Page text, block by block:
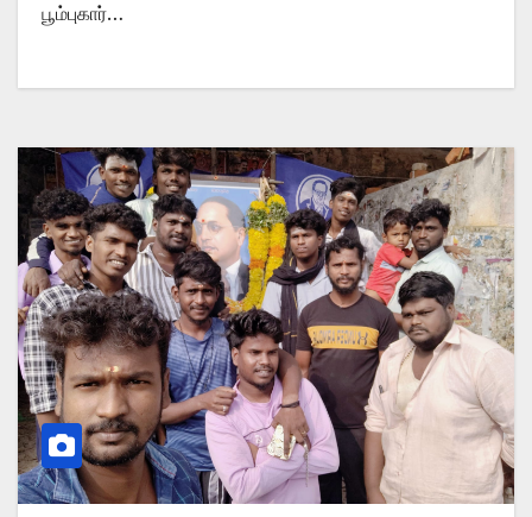
பூம்புகார்…